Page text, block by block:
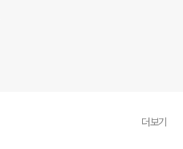
더보기